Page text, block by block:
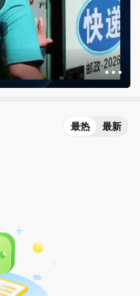
最热 最新